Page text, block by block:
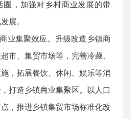
圈，加强对乡村商业发展的带
展。
集聚效应。升级改造乡镇商
市、集贸市场等，完善冷藏、
，拓展餐饮、休闲、娱乐等消
打造乡镇商业集聚区。以人口
，推进乡镇集贸市场标准化改